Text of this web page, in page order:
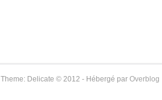
Theme: Delicate © 2012 - Hébergé par Overblog